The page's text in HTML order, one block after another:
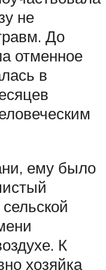
не
До
отменное
в
ему было
К
хозяйка